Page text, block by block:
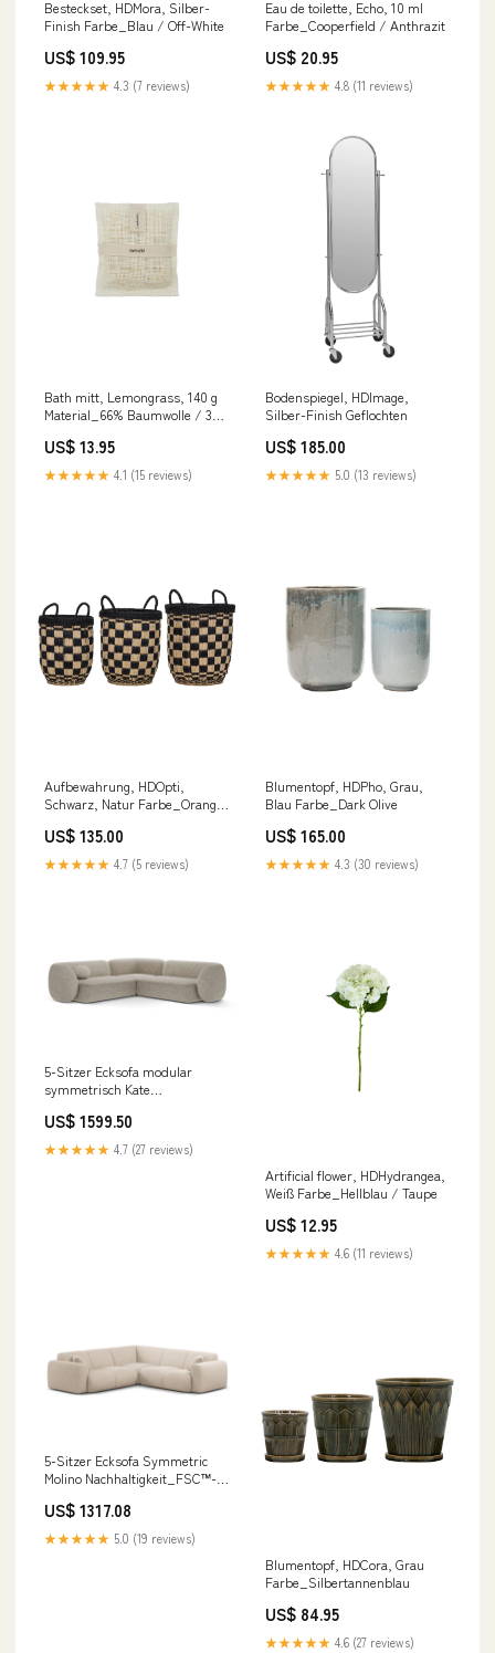
Besteckset, HDMora, Silber-
Finish Farbe_Blau / Off-White
US$ 109.95
★★★★★ 4.3 (7 reviews)
Eau de toilette, Echo, 10 ml
Farbe_Cooperfield / Anthrazit
US$ 20.95
★★★★★ 4.8 (11 reviews)
Bath mitt, Lemongrass, 140 g
Material_66% Baumwolle / 34%
US$ 13.95
★★★★★ 4.1 (15 reviews)
Bodenspiegel, HDImage,
Silber-Finish Geflochten
US$ 185.00
★★★★★ 5.0 (13 reviews)
Aufbewahrung, HDOpti,
Schwarz, Natur Farbe_Orange
US$ 135.00
★★★★★ 4.7 (5 reviews)
Blumentopf, HDPho, Grau,
Blau Farbe_Dark Olive
US$ 165.00
★★★★★ 4.3 (30 reviews)
5-Sitzer Ecksofa modular
symmetrisch Kate
US$ 1599.50
★★★★★ 4.7 (27 reviews)
Artificial flower, HDHydrangea,
Weiß Farbe_Hellblau / Taupe
US$ 12.95
★★★★★ 4.6 (11 reviews)
5-Sitzer Ecksofa Symmetric
Molino Nachhaltigkeit_FSC™-
US$ 1317.08
★★★★★ 5.0 (19 reviews)
Blumentopf, HDCora, Grau
Farbe_Silbertannenblau
US$ 84.95
★★★★★ 4.6 (27 reviews)